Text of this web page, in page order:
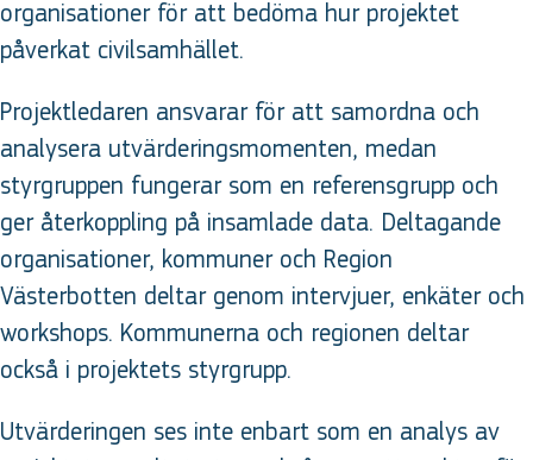
organisationer för att bedöma hur projektet
påverkat civilsamhället.
Projektledaren ansvarar för att samordna och
analysera utvärderingsmomenten, medan
styrgruppen fungerar som en referensgrupp och
ger återkoppling på insamlade data. Deltagande
organisationer, kommuner och Region
Västerbotten deltar genom intervjuer, enkäter och
workshops. Kommunerna och regionen deltar
också i projektets styrgrupp.
Utvärderingen ses inte enbart som en analys av